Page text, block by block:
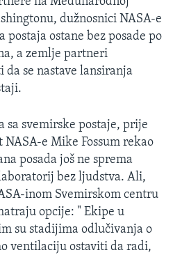
dužnosnici NASA-e
postaja ostane bez posade po
a zemlje partneri
se nastave lansiranja
sa svemirske postaje, prije
e Mike Fossum rekao
posada još ne sprema
bez ljudstva. Ali,
inom Svemirskom centru
opcije: " Ekipe u
su stadijima odlučivanja o
ventilaciju ostaviti da radi,